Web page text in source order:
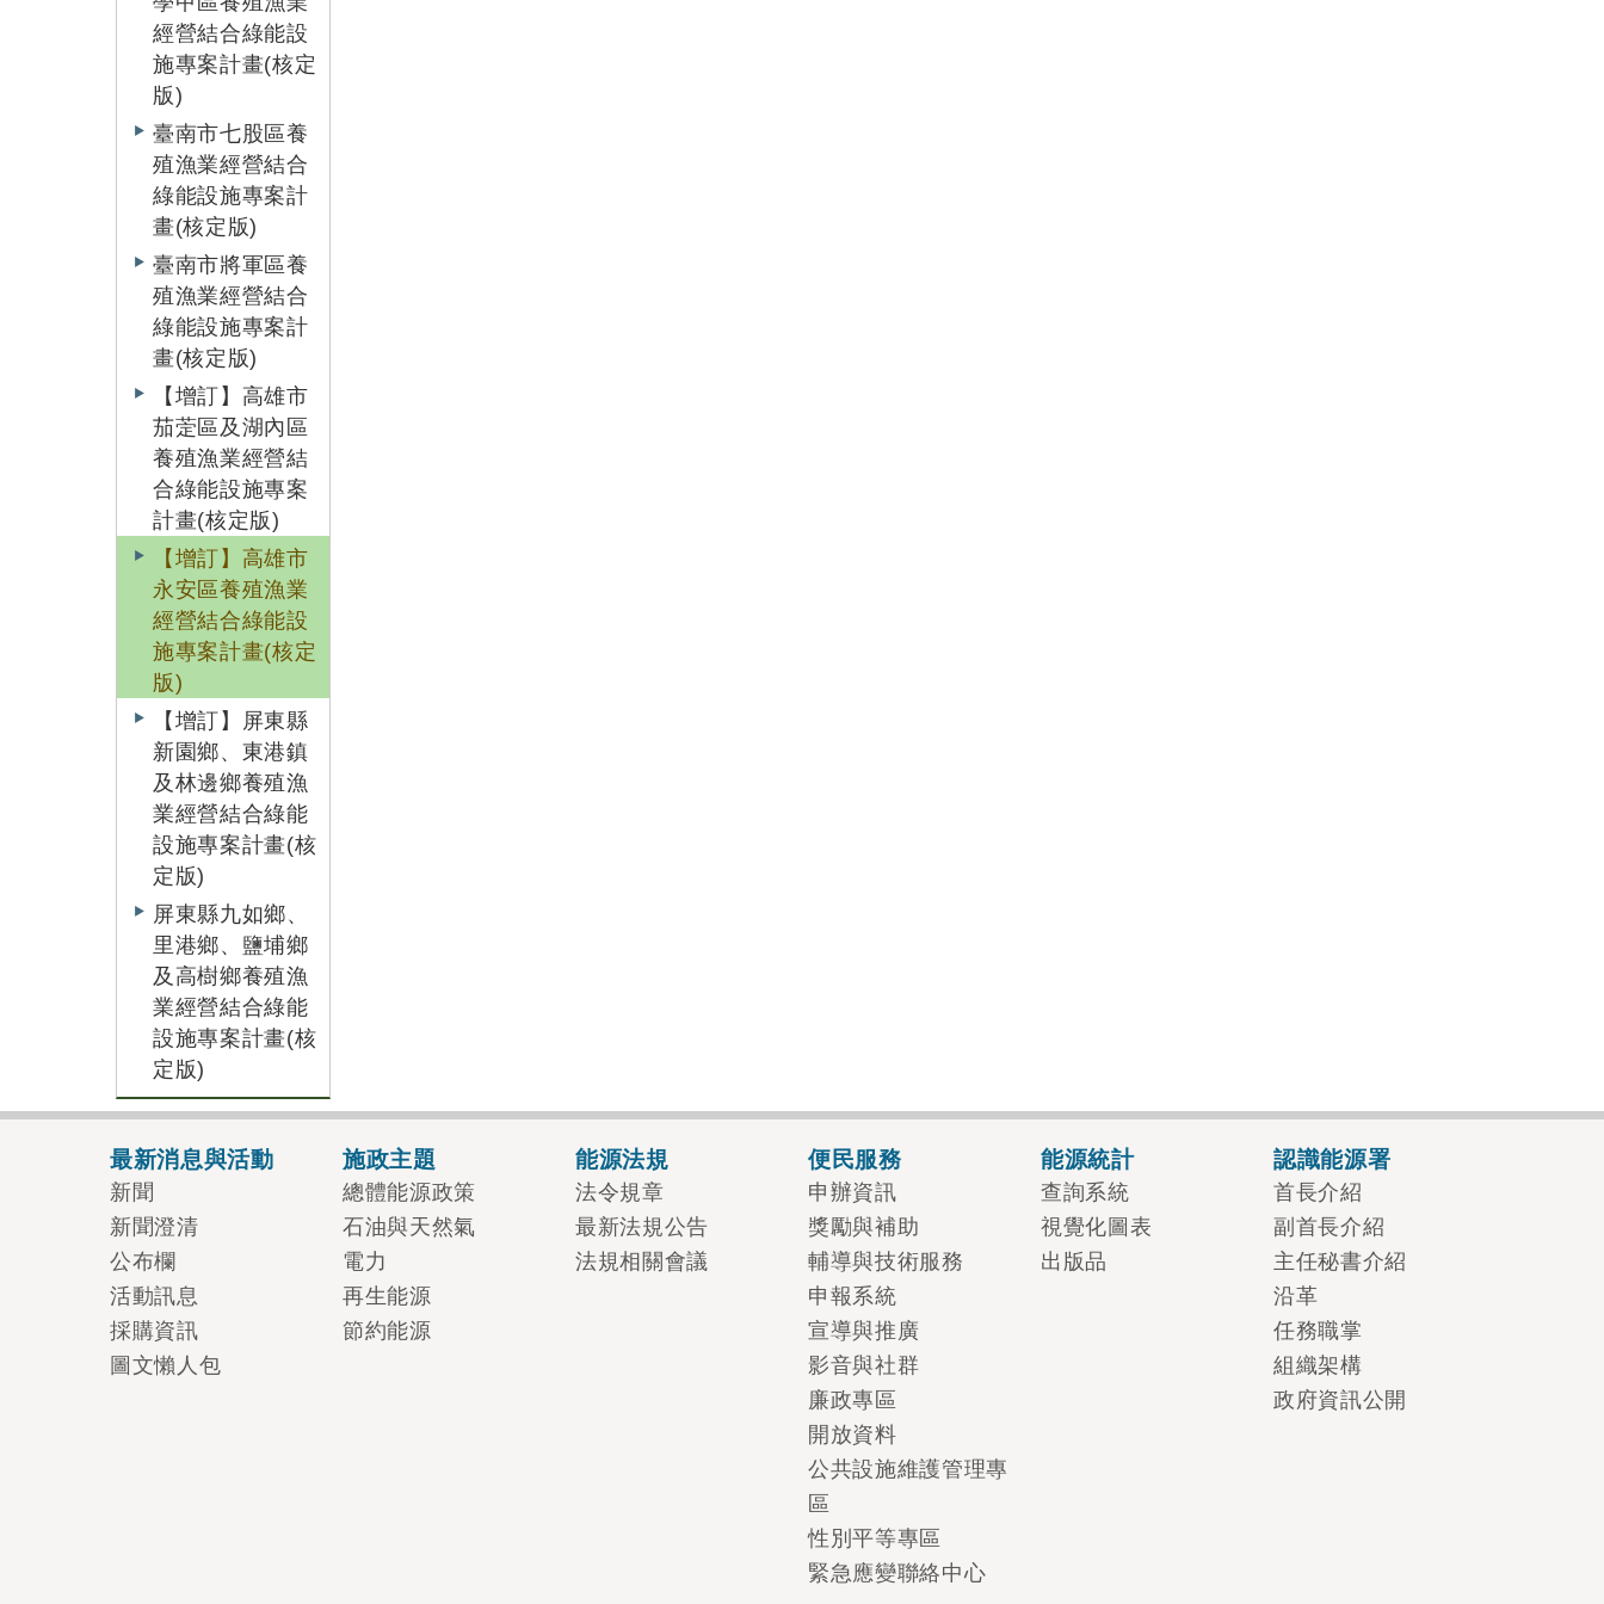
經營結合綠能設
施專案計畫(核定
版)
臺南市七股區養
殖漁業經營結合
綠能設施專案計
畫(核定版)
臺南市將軍區養
殖漁業經營結合
綠能設施專案計
畫(核定版)
【增訂】高雄市
茄萣區及湖內區
養殖漁業經營結
合綠能設施專案
計畫(核定版)
【增訂】高雄市
永安區養殖漁業
經營結合綠能設
施專案計畫(核定
版)
【增訂】屏東縣
新園鄉、東港鎮
及林邊鄉養殖漁
業經營結合綠能
設施專案計畫(核
定版)
屏東縣九如鄉、
里港鄉、鹽埔鄉
及高樹鄉養殖漁
業經營結合綠能
設施專案計畫(核
定版)
最新消息與活動
新聞
新聞澄清
公布欄
活動訊息
採購資訊
圖文懶人包
施政主題
總體能源政策
石油與天然氣
電力
再生能源
節約能源
能源法規
法令規章
最新法規公告
法規相關會議
便民服務
申辦資訊
獎勵與補助
輔導與技術服務
申報系統
宣導與推廣
影音與社群
廉政專區
開放資料
公共設施維護管理專
區
性別平等專區
緊急應變聯絡中心
能源統計
查詢系統
視覺化圖表
出版品
認識能源署
首長介紹
副首長介紹
主任秘書介紹
沿革
任務職掌
組織架構
政府資訊公開